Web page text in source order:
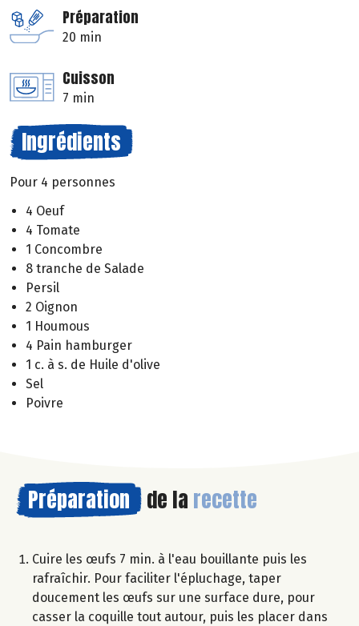
Préparation
20 min
Cuisson
7 min
Ingrédients
Pour 4 personnes
4 Oeuf
4 Tomate
1 Concombre
8 tranche de Salade
Persil
2 Oignon
1 Houmous
4 Pain hamburger
1 c. à s. de Huile d'olive
Sel
Poivre
Préparation de la recette
Cuire les œufs 7 min. à l'eau bouillante puis les
rafraîchir. Pour faciliter l'épluchage, taper
doucement les œufs sur une surface dure, pour
casser la coquille tout autour, puis les placer dans